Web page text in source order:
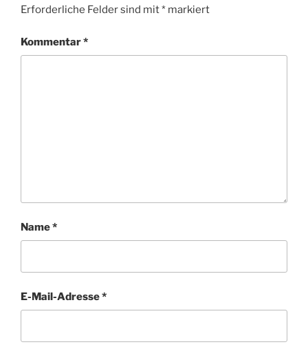
Erforderliche Felder sind mit* markiert
Kommentar*
Name*
E-Mail-Adresse*